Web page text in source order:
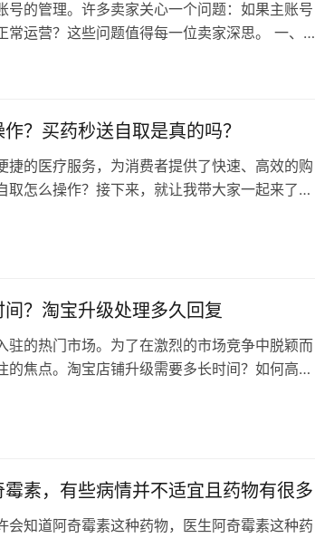
号的管理。许多卖家关心一个问题：如果主账号
常运营？这些问题值得每一位卖家深思。 一、淘
？ 会的。…
？买药秒送自取是真的吗？
捷的医疗服务，为消费者提供了快速、高效的购
取怎么操作？接下来，就让我带大家一起来了解
？淘宝升级处理多久回复
驻的热门市场。为了在激烈的市场竞争中脱颖而
的焦点。淘宝店铺升级需要多长时间？如何高效
素，有些病情并不适宜且药物有很多
会知道阿奇霉素这种药物，医生阿奇霉素这种药